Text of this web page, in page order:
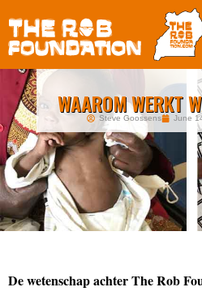
WAAROM WERKT
Steve Goossens June
De wetenschap achter The Rob